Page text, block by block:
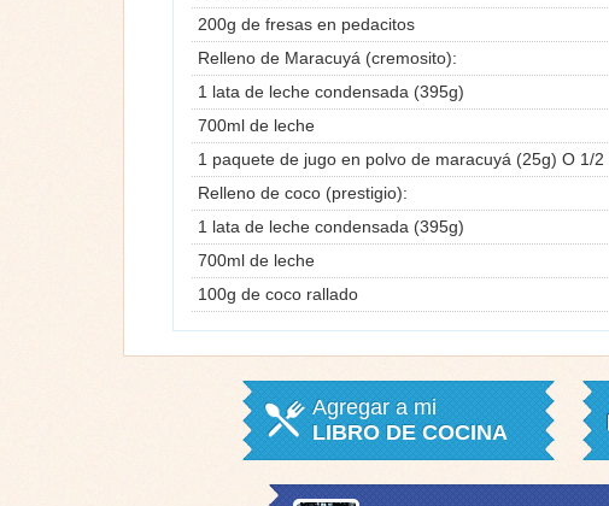
200g de fresas en pedacitos
Relleno de Maracuyá (cremosito):
1 lata de leche condensada (395g)
700ml de leche
1 paquete de jugo en polvo de maracuyá (25g) O 1/
Relleno de coco (prestigio):
1 lata de leche condensada (395g)
700ml de leche
100g de coco rallado
Agregar a mi
LIBRO DE COCINA